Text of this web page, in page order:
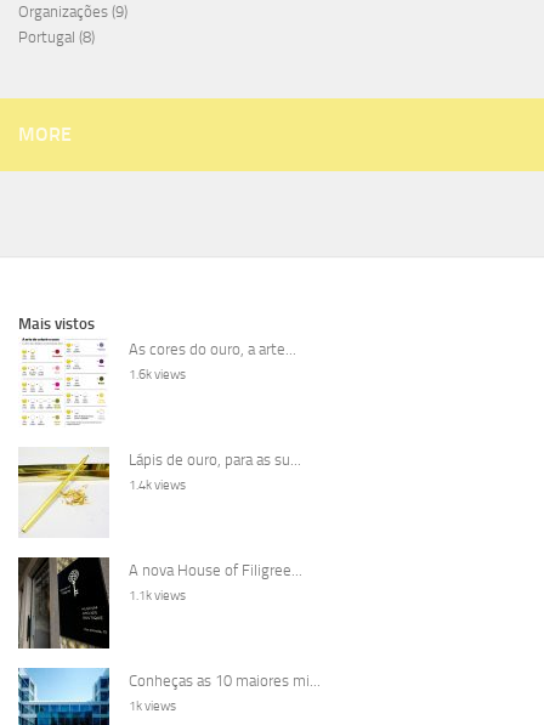
Organizações (9)
Portugal (8)
MORE
Mais vistos
As cores do ouro, a arte...
1.6k views
Lápis de ouro, para as su...
1.4k views
A nova House of Filigree...
1.1k views
Conheças as 10 maiores mi...
1k views